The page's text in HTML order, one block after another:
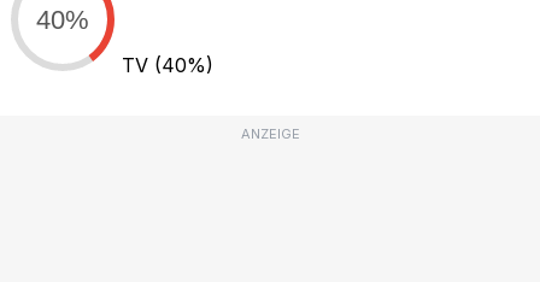
40%
TV (40%)
ANZEIGE